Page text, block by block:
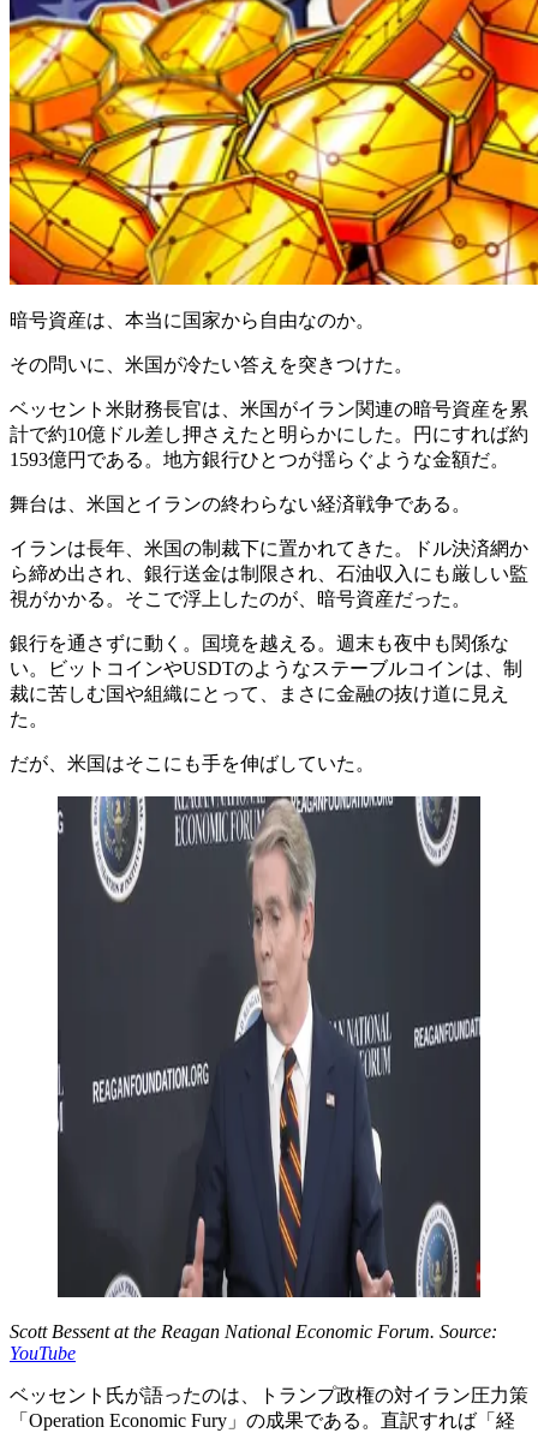
暗号資産は、本当に国家から自由なのか。
その問いに、米国が冷たい答えを突きつけた。
ベッセント米財務長官は、米国がイラン関連の暗号資産を累
計で約10億ドル差し押さえたと明らかにした。円にすれば約
1593億円である。地方銀行ひとつが揺らぐような金額だ。
舞台は、米国とイランの終わらない経済戦争である。
イランは長年、米国の制裁下に置かれてきた。ドル決済網か
ら締め出され、銀行送金は制限され、石油収入にも厳しい監
視がかかる。そこで浮上したのが、暗号資産だった。
銀行を通さずに動く。国境を越える。週末も夜中も関係な
い。ビットコインやUSDTのようなステーブルコインは、制
裁に苦しむ国や組織にとって、まさに金融の抜け道に見え
た。
だが、米国はそこにも手を伸ばしていた。
Scott Bessent at the Reagan National Economic Forum. Source:
YouTube
ベッセント氏が語ったのは、トランプ政権の対イラン圧力策
「Operation Economic Fury」の成果である。直訳すれば「経